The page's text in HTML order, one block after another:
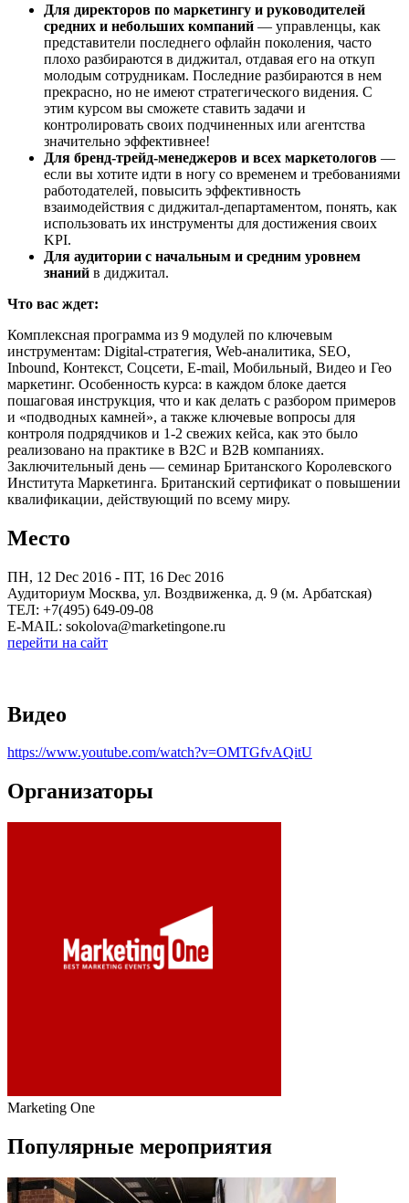
Для директоров по маркетингу и руководителей
средних и небольших компаний — управленцы, как
представители последнего офлайн поколения, часто
плохо разбираются в диджитал, отдавая его на откуп
молодым сотрудникам. Последние разбираются в нем
прекрасно, но не имеют стратегического видения. С
этим курсом вы сможете ставить задачи и
контролировать своих подчиненных или агентства
значительно эффективнее!
Для бренд-трейд-менеджеров и всех маркетологов —
если вы хотите идти в ногу со временем и требованиями
работодателей, повысить эффективность
взаимодействия с диджитал-департаментом, понять, как
использовать их инструменты для достижения своих
KPI.
Для аудитории с начальным и средним уровнем
знаний в диджитал.
Что вас ждет:
Комплексная программа из 9 модулей по ключевым
инструментам: Digital-стратегия, Web-аналитика, SEO,
Inbound, Контекст, Соцсети, E-mail, Мобильный, Видео и Гео
маркетинг. Особенность курса: в каждом блоке дается
пошаговая инструкция, что и как делать с разбором примеров
и «подводных камней», а также ключевые вопросы для
контроля подрядчиков и 1-2 свежих кейса, как это было
реализовано на практике в B2C и B2B компаниях.
Заключительный день — семинар Британского Королевского
Института Маркетинга. Британский сертификат о повышении
квалификации, действующий по всему миру.
Место
ПН, 12 Dec 2016 - ПТ, 16 Dec 2016
Аудиториум Москва, ул. Воздвиженка, д. 9 (м. Арбатская)
ТЕЛ: +7(495) 649-09-08
E-MAIL: sokolova@marketingone.ru
перейти на сайт
Видео
https://www.youtube.com/watch?v=OMTGfvAQitU
Организаторы
Marketing One
Популярные мероприятия